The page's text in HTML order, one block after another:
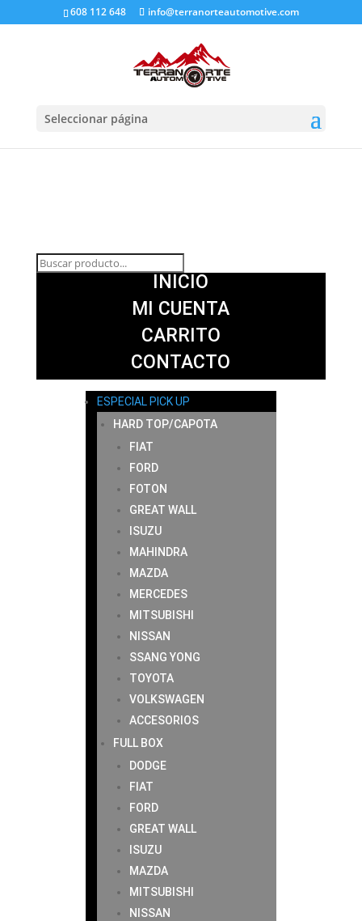
608 112 648 info@terranorteautomotive.com
Seleccionar página
INICIO
MI CUENTA
CARRITO
CONTACTO
ESPECIAL PICK UP
HARD TOP/CAPOTA
FIAT
FORD
FOTON
GREAT WALL
ISUZU
MAHINDRA
MAZDA
MERCEDES
MITSUBISHI
NISSAN
SSANG YONG
TOYOTA
VOLKSWAGEN
ACCESORIOS
FULL BOX
DODGE
FIAT
FORD
GREAT WALL
ISUZU
MAZDA
MITSUBISHI
NISSAN